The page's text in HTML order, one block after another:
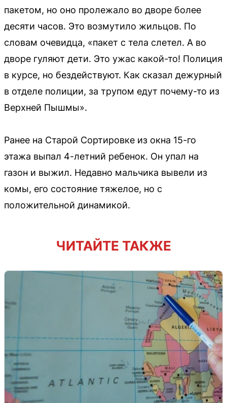
пакетом, но оно пролежало во дворе более
десяти часов. Это возмутило жильцов. По
словам очевидца, «пакет с тела слетел. А во
дворе гуляют дети. Это ужас какой-то! Полиция
в курсе, но бездействуют. Как сказал дежурный
в отделе полиции, за трупом едут почему-то из
Верхней Пышмы».
Ранее на Старой Сортировке из окна 15-го
этажа выпал 4-летний ребенок. Он упал на
газон и выжил. Недавно мальчика вывели из
комы, его состояние тяжелое, но с
положительной динамикой.
ЧИТАЙТЕ ТАКЖЕ